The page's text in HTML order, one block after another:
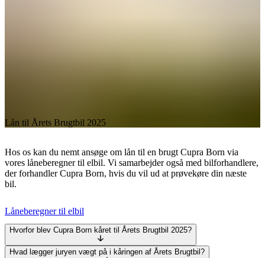
Lån til Årets Brugtbil 2025
Hos os kan du nemt ansøge om lån til en brugt Cupra Born via
vores låneberegner til elbil. Vi samarbejder også med bilforhandlere,
der forhandler Cupra Born, hvis du vil ud at prøvekøre din næste
bil.
Låneberegner til elbil
Hvorfor blev Cupra Born kåret til Årets Brugtbil 2025?
Hvad lægger juryen vægt på i kåringen af Årets Brugtbil?